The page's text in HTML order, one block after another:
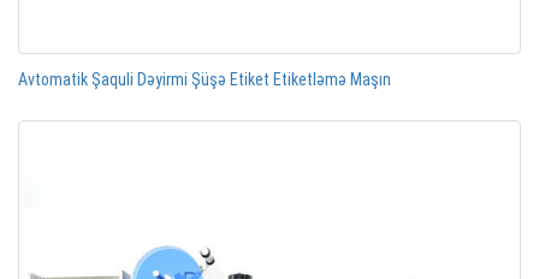
Avtomatik Şaquli Dəyirmi Şüşə Etiket Etiketləmə Maşın